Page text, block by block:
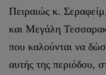
Πειραιώς κ.
και Μεγάλη
που καλούνται να
αυτής της περιόδου,